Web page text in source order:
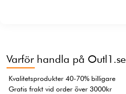
Varför handla på Outl1.se
Kvalitetsprodukter 40-70% billigare
Gratis frakt vid order över 3000kr